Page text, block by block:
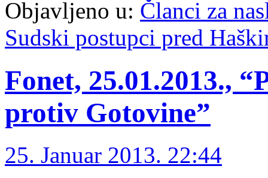
Objavljeno u: Članci za
Sudski postupci pred
Fonet, 25.01.2013.,
protiv Gotovine”
25. Januar 2013. 22:44